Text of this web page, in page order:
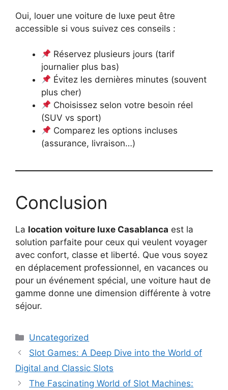
Oui, louer une voiture de luxe peut être
accessible si vous suivez ces conseils :
Réservez plusieurs jours (tarif
journalier plus bas)
Évitez les dernières minutes (souvent
plus cher)
Choisissez selon votre besoin réel
(SUV vs sport)
Comparez les options incluses
(assurance, livraison…)
Conclusion
La location voiture luxe Casablanca est la
solution parfaite pour ceux qui veulent voyager
avec confort, classe et liberté. Que vous soyez
en déplacement professionnel, en vacances ou
pour un événement spécial, une voiture haut de
gamme donne une dimension différente à votre
séjour.
Categories
Uncategorized
Slot Games: A Deep Dive into the World of
Digital and Classic Slots
The Fascinating World of Slot Machines: